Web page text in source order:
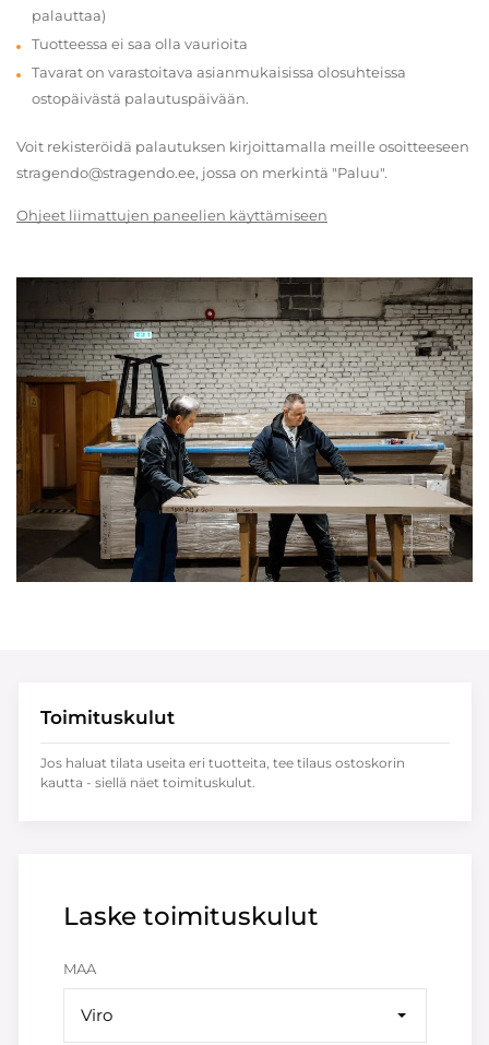
palauttaa)
Tuotteessa ei saa olla vaurioita
Tavarat on varastoitava asianmukaisissa olosuhteissa
ostopäivästä palautuspäivään.
Voit rekisteröidä palautuksen kirjoittamalla meille osoitteeseen
stragendo@stragendo.ee, jossa on merkintä "Paluu".
Ohjeet liimattujen paneelien käyttämiseen
Laske toimituskulut
MAA
Viro
Toimituskulut
Jos haluat tilata useita eri tuotteita, tee tilaus ostoskorin
kautta - siellä näet toimituskulut.